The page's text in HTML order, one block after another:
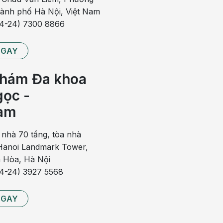
30–50 tuổi và phụ nữ trong giai đoạn sau mãn kinh
ở người trẻ và trẻ em. Các yếu tố nguy cơ gây bệnh
giới và người lớn tuổi
phố Hà Nội, Việt Nam
24) 7300 8866
Đa khoa
-
nhà 70 tầng, tòa nhà
Landmark Tower,
Hòa, Hà Nội
24) 3927 5568